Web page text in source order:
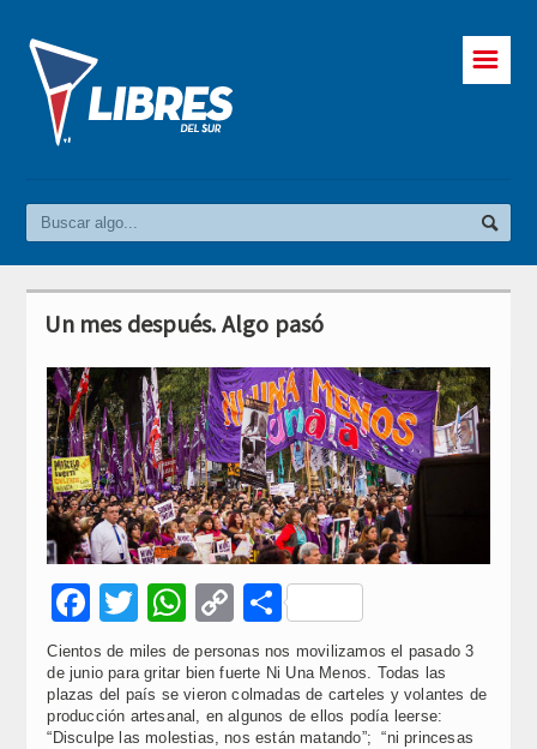
☰
Un mes después. Algo pasó
Facebook
Twitter
WhatsApp
Copy
Link
Compartir
Cientos de miles de personas nos movilizamos el pasado 3
de junio para gritar bien fuerte Ni Una Menos. Todas las
plazas del país se vieron colmadas de carteles y volantes de
producción artesanal, en algunos de ellos podía leerse:
“Disculpe las molestias, nos están matando”; “ni princesas